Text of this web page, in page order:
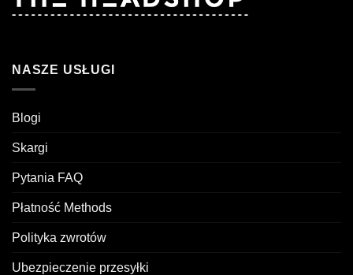
NASZE USŁUGI
Blogi
Skargi
Pytania FAQ
Płatność Methods
Polityka zwrotów
Ubezpieczenie przesyłki